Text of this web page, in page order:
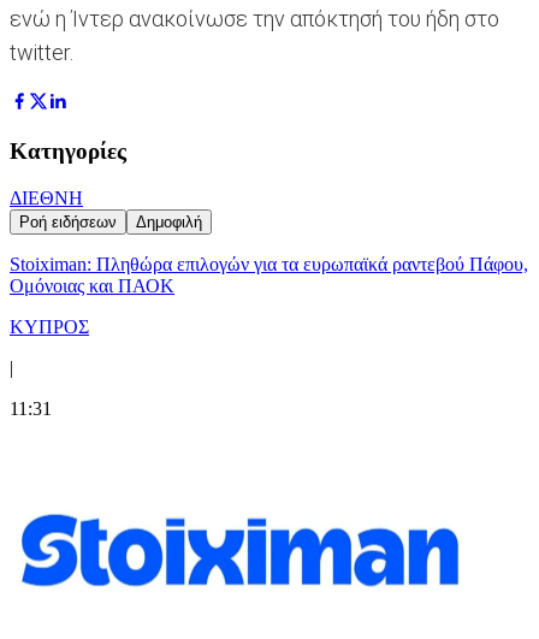
ενώ η Ίντερ ανακοίνωσε την απόκτησή του ήδη στο
twitter.
Κατηγορίες
ΔΙΕΘΝΗ
Ροή ειδήσεων Δημοφιλή
Stoiximan: Πληθώρα επιλογών για τα ευρωπαϊκά ραντεβού Πάφου,
Ομόνοιας και ΠΑΟΚ
ΚΥΠΡΟΣ
|
11:31